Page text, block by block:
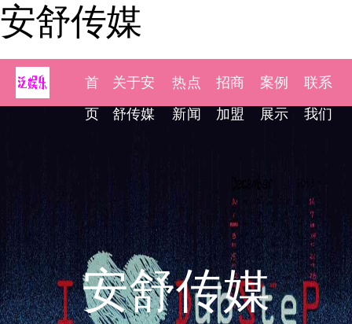
安舒传媒
首
页
关于安
舒传媒
热点
新闻
招商
加盟
案例
展示
联系
我们
安舒传媒